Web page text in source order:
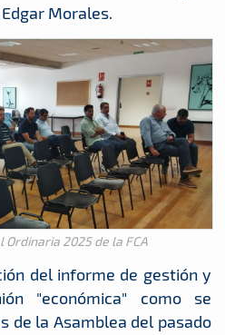
Morales.
Ordinaria 2025 de la FCA
del informe de gestión y
"económica" como se
de la Asamblea del pasado